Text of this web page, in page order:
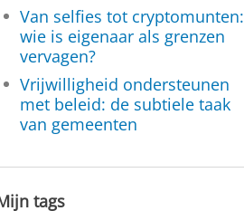
Van selfies tot cryptomunten:
wie is eigenaar als grenzen
vervagen?
Vrijwilligheid ondersteunen
met beleid: de subtiele taak
van gemeenten
tags